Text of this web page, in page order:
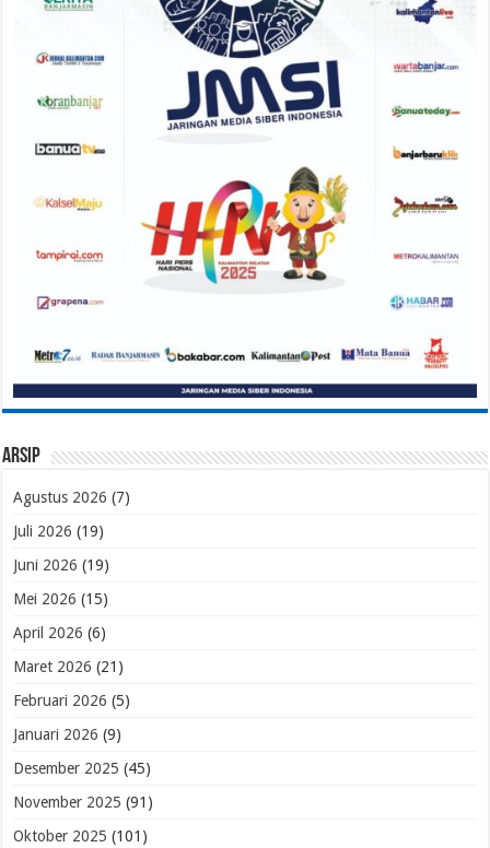
Arsip
Agustus 2026 (7)
Juli 2026 (19)
Juni 2026 (19)
Mei 2026 (15)
April 2026 (6)
Maret 2026 (21)
Februari 2026 (5)
Januari 2026 (9)
Desember 2025 (45)
November 2025 (91)
Oktober 2025 (101)